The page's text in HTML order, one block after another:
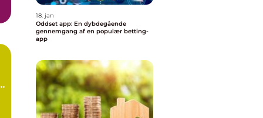
18. jan
Oddset app: En dybdegående
gennemgang af en populær betting-
app